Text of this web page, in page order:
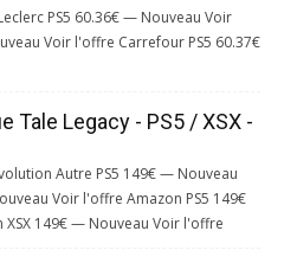
PS5 60.36€ — Nouveau Voir
Voir l'offre Carrefour PS5 60.37€
Tale Legacy - PS5 / XSX -
Autre PS5 149€ — Nouveau
Voir l'offre Amazon PS5 149€
149€ — Nouveau Voir l'offre